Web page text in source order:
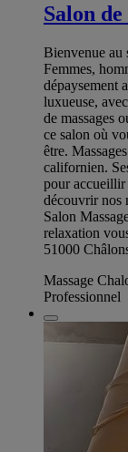
Salon
Bienvenue au
Femmes,
dépaysement
luxueuse,
de massages
ce salon où
être.
californien.
pour accueillir
découvrir nos
Salon
relaxation
51000
Massage
Professionnel